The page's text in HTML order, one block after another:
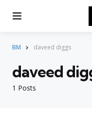
BM daveed diggs
1 Posts
daveed